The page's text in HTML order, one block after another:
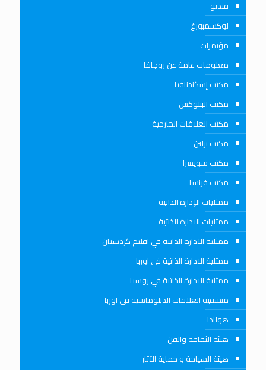
فيديو
لوكسمبورغ
مؤتمرات
معلومات عامة عن روجافا
مكتب إسكندنافيا
مكتب البنلوكس
مكتب العلاقات الخارجية
مكتب برلين
مكتب سويسرا
مكتب فرنسا
ممثليات الإدارة الذاتية
ممثليات الادارة الذاتية
ممثلية الادارة الذاتية في اقليم كردستان
ممثلية الادارة الذاتية في اوربا
ممثلية الادارة الذاتية في روسيا
منسقية العلاقات الدبلوماسية في اوربا
هولندا
هيئة الثقافة والفن
هيئة السياحة و حماية الآثار